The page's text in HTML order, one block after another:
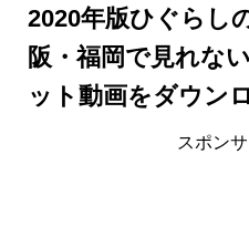
2020年版ひぐらし
阪・福岡で見れな
ット動画をダウン
スポン